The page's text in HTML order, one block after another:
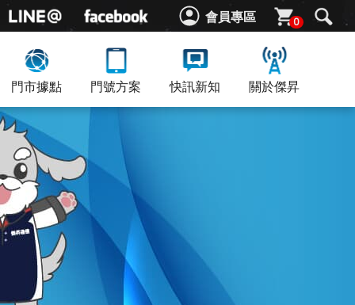
會員專區 0
門市據點 門號方案 快訊新知 關於傑昇